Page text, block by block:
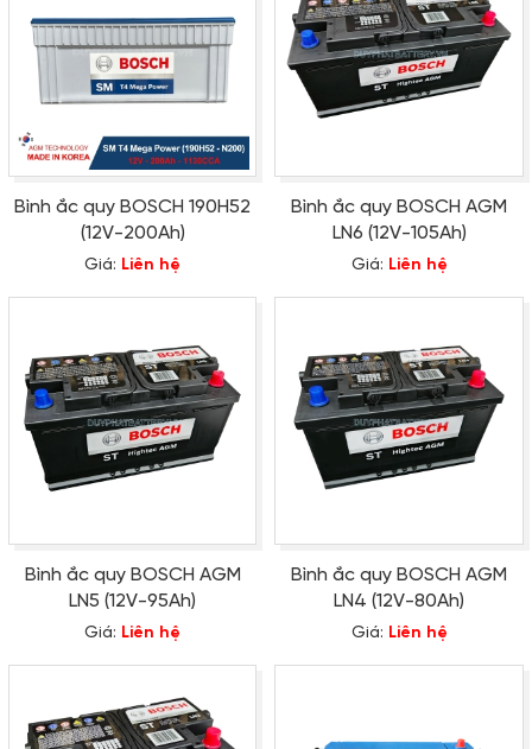
Bình ắc quy BOSCH 190H52
(12V-200Ah)
Giá: Liên hệ
Bình ắc quy BOSCH AGM
LN6 (12V-105Ah)
Giá: Liên hệ
Bình ắc quy BOSCH AGM
LN5 (12V-95Ah)
Giá: Liên hệ
Bình ắc quy BOSCH AGM
LN4 (12V-80Ah)
Giá: Liên hệ